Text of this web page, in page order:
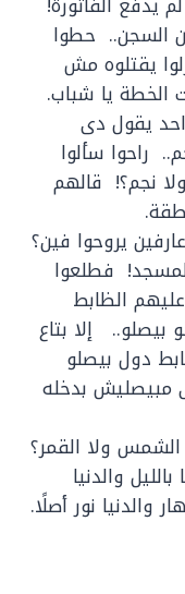
السجن.. حطوا
يقتلوه مش
يا شباب.
يقول دى
راحوا سألوا
نجم؟! قالهم
يروحوا فين؟
فطلعوا
الظابط
إلا بتاع
دول بيصلو
مبيصليش بدخله
ولا القمر؟
والدنيا
والدنيا نور أصلًا.